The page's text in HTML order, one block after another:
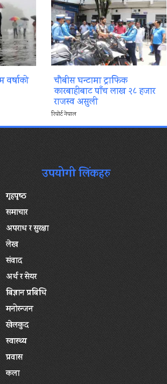
चौबीस घन्टामा ट्राफिक
कारबाहीबाट पाँच लाख २८ हजार
राजस्व असुली
रिपोर्ट नेपाल
उपयोगी लिंकहरु
गृहपृष्‍ठ
समाचार
अपराध र सुरक्षा
लेख
संवाद
अर्थ र सेयर
बिज्ञान प्रबिधि
मनोरन्जन
खेलकुद
स्वास्थ्य
प्रवास
कला